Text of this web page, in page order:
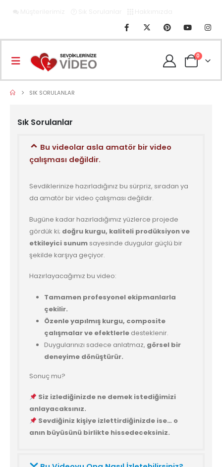
0
SIK SORULANLAR
Sık Sorulanlar
Bu videolar asla amatör bir video
çalışması değildir.
Sevdiklerinize hazırladığınız bu sürpriz, sıradan ya
da amatör bir video çalışması değildir.
Bugüne kadar hazırladığımız yüzlerce projede
gördük ki; doğru kurgu, kaliteli prodüksiyon ve
etkileyici sunum sayesinde duygular güçlü bir
şekilde karşıya geçiyor.
Hazırlayacağımız bu video:
Tamamen profesyonel ekipmanlarla
çekilir.
Özenle yapılmış kurgu, composite
çalışmalar ve efektlerledesteklenir.
Duygularınızı sadece anlatmaz, görsel bir
deneyime dönüştürür.
Sonuç mu?
Siz izlediğinizde ne demek istediğimizi
anlayacaksınız.
Sevdiğiniz kişiye izlettirdiğinizde ise… o
anın büyüsünü birlikte hissedeceksiniz.